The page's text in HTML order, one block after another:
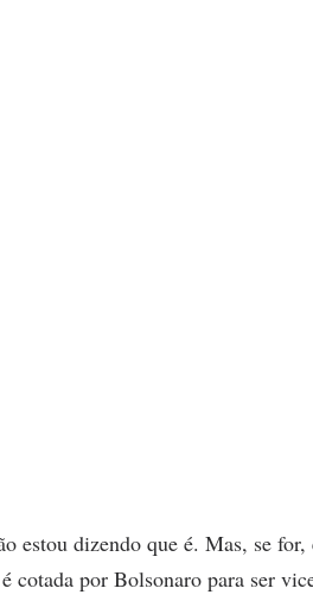
estou dizendo que é. Mas, se
cotada por Bolsonaro para ser